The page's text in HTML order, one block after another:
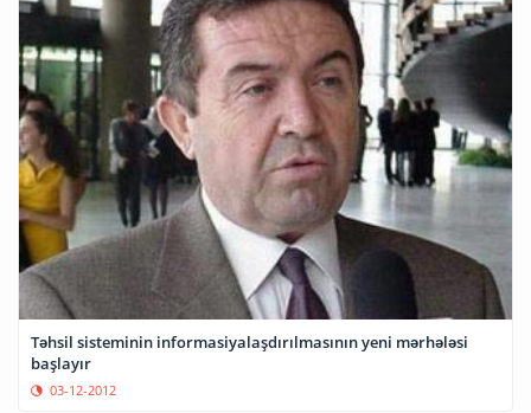
Təhsil sisteminin informasiyalaşdırılmasının yeni mərhələsi
başlayır
03-12-2012